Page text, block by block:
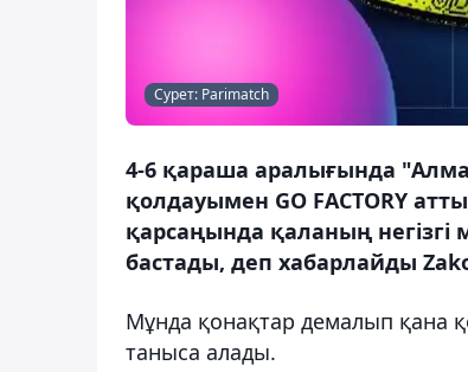
Сурет: Parimatch
4-6 қараша аралығында
қолдауымен GO FACTORY
қарсаңында қаланың негізгі
бастады, деп хабарлайды
Мұнда қонақтар демалып қана
таныса алады.